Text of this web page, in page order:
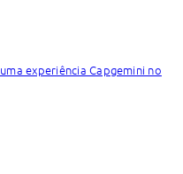
experiência Capgemini no